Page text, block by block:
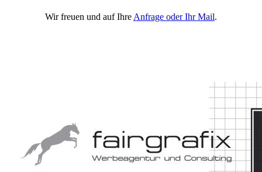
Wir freuen und auf Ihre Anfrage oder Ihr Mail.